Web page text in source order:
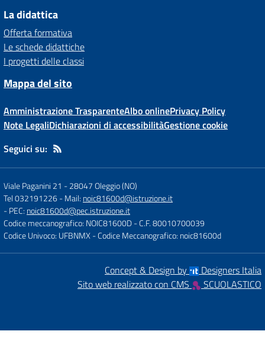
La didattica
Offerta formativa
Le schede didattiche
I progetti delle classi
Mappa del sito
Amministrazione TrasparenteAlbo onlinePrivacy Policy
Note LegaliDichiarazioni di accessibilitàGestione cookie
Seguici su:
Viale Paganini 21 -28047 Oleggio (NO)
Tel 032191226- Mail: noic81600d@istruzione.it
- PEC: noic81600d@pec.istruzione.it
Codice meccanografico: NOIC81600D- C.F. 80010700039
Codice Univoco: UFBNMX- Codice Meccanografico: noic81600d
Concept & Design by
Designers Italia
Sito web realizzato con CMS
SCUOLASTICO